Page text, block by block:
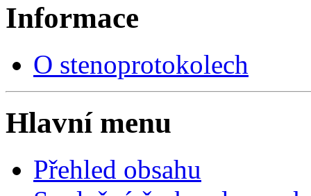
Informace
O stenoprotokolech
Hlavní menu
Přehled obsahu